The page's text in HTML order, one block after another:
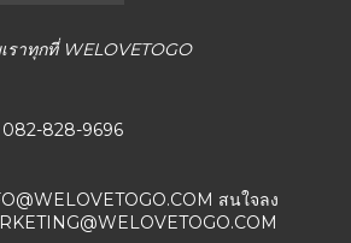
ราทุกที่ WELOVETOGO
082-828-9696
สนใจลง